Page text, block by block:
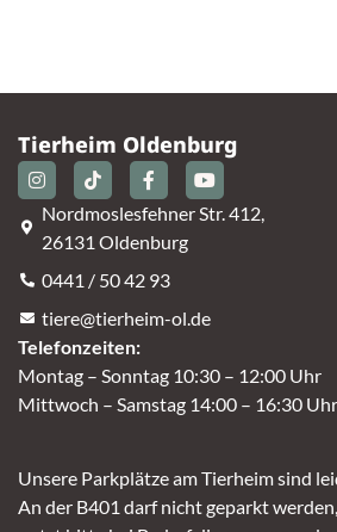
Tierheim Oldenburg
Nordmoslesfehner Str. 412,
26131 Oldenburg
0441 / 50 42 93
tiere@tierheim-ol.de
Telefonzeiten:
Montag – Sonntag 10:30 – 12:00 Uhr
Mittwoch – Samstag 14:00 – 16:30 Uhr
Unsere Parkplätze am Tierheim sind
An der B401 darf nicht geparkt